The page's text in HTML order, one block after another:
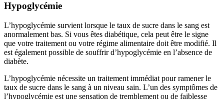
Hypoglycémie
L’hypoglycémie survient lorsque le taux de sucre dans le sang est
anormalement bas. Si vous êtes diabétique, cela peut être le signe
que votre traitement ou votre régime alimentaire doit être modifié. Il
est également possible de souffrir d’hypoglycémie en l’absence de
diabète.
L’hypoglycémie nécessite un traitement immédiat pour ramener le
taux de sucre dans le sang à un niveau sain. L’un des symptômes de
l’hypoglycémie est une sensation de tremblement ou de faiblesse